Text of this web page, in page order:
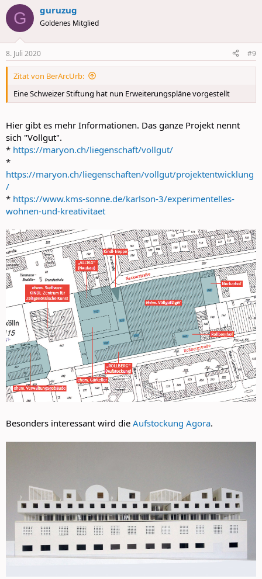
G guruzug
Goldenes Mitglied
8. Juli 2020 #9
Zitat von BerArcUrb:
Eine Schweizer Stiftung hat nun Erweiterungspläne vorgestellt
Hier gibt es mehr Informationen. Das ganze Projekt nennt
sich "Vollgut".
* https://maryon.ch/liegenschaft/vollgut/
*
https://maryon.ch/liegenschaften/vollgut/projektentwicklung
/
* https://www.kms-sonne.de/karlson-3/experimentelles-
wohnen-und-kreativitaet
Besonders interessant wird die Aufstockung Agora.